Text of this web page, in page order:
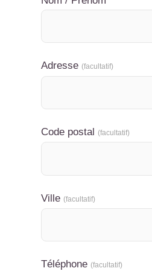
Adresse (facultatif)
Code postal (facultatif)
Ville (facultatif)
Téléphone (facultatif)